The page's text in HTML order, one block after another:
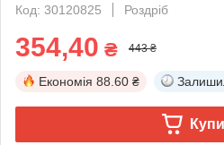
Код: 30120825
Роздріб
354,40 ₴ 443 ₴
Економія 88.60 ₴